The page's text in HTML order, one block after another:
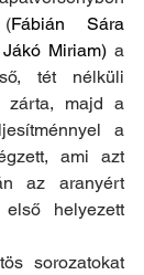
(Fábián Sára
Miriam) a
tét nélküli
zárta, majd a
a
ami azt
az aranyért
helyezett
sorozatokat